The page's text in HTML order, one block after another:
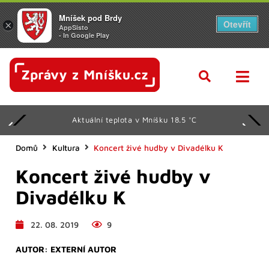
Aktuální teplota v Mníšku 18.5 °C
Domů Kultura Koncert živé hudby v Divadélku K
Koncert živé hudby v
Divadélku K
22. 08. 2019 9
AUTOR: EXTERNÍ AUTOR
×
Mníšek pod Brdy
AppSisto
- In Google Play
Otevřít